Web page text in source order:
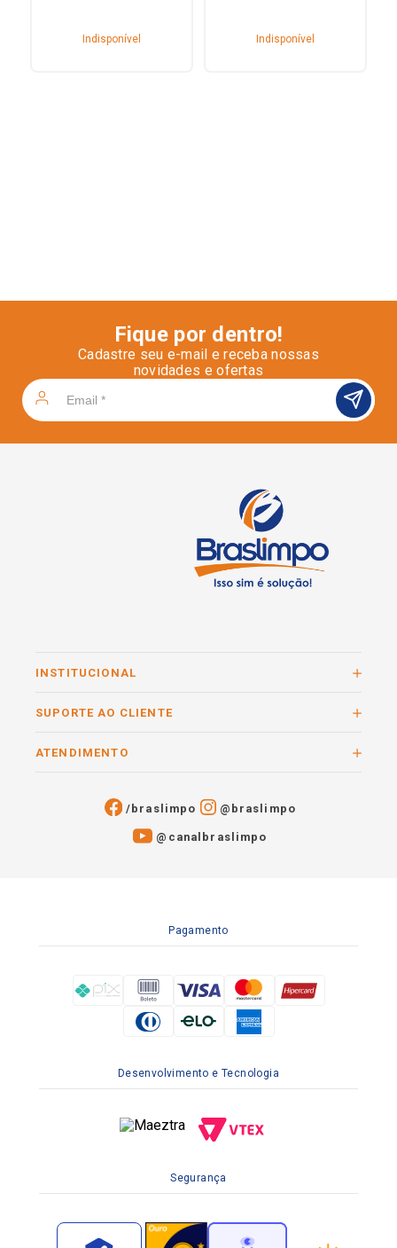
Indisponível Indisponível
Fique por dentro!
Cadastre seu e-mail e receba nossas
novidades e ofertas
INSTITUCIONAL
SUPORTE AO CLIENTE
ATENDIMENTO
/braslimpo @braslimpo
@canalbraslimpo​
Pagamento
Desenvolvimento e Tecnologia
Segurança